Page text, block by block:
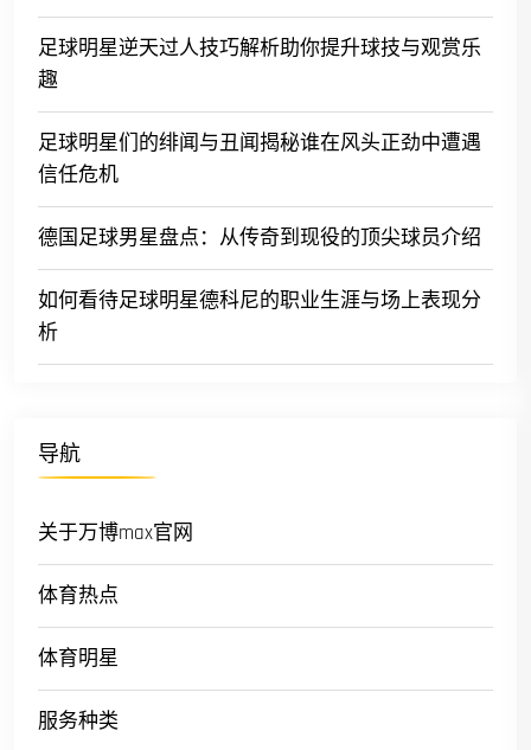
足球明星逆天过人技巧解析助你提升球技与观赏乐
趣
足球明星们的绯闻与丑闻揭秘谁在风头正劲中遭遇
信任危机
德国足球男星盘点：从传奇到现役的顶尖球员介绍
如何看待足球明星德科尼的职业生涯与场上表现分
析
导航
关于万博max官网
体育热点
体育明星
服务种类